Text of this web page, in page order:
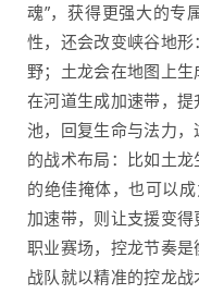
魂”，获得更强大的专
性，还会改变峡谷地
野；土龙会在地图上
在河道生成加速带，
池，回复生命与法力
的战术布局：比如土
的绝佳掩体，也可以
加速带，则让支援变
职业赛场，控龙节奏
战队就以精准的控龙